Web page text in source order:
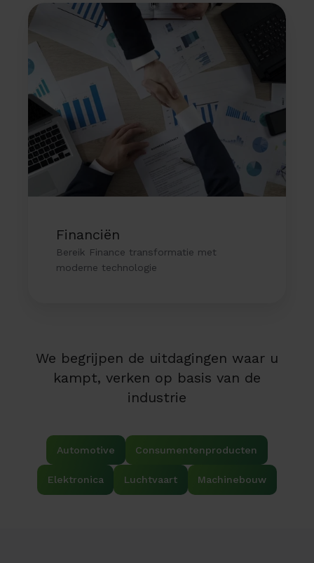
Financiën
Bereik Finance transformatie met
moderne technologie
Financiën
We begrijpen de uitdagingen waar u
kampt, verken op basis van de
industrie
Automotive Consumentenproducten
Elektronica Luchtvaart Machinebouw